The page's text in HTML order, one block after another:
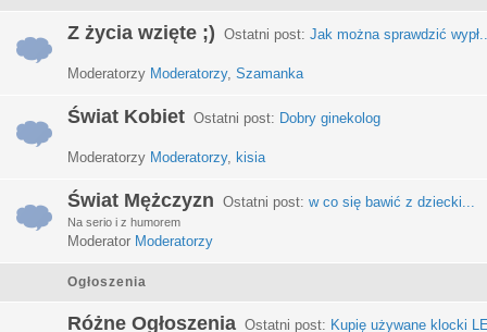
Z życia wzięte ;) Ostatni post: Jak można sprawdzić
Moderatorzy Moderatorzy, Szamanka
Świat Kobiet Ostatni post: Dobry ginekolog
Moderatorzy Moderatorzy, kisia
Świat Mężczyzn Ostatni post: w co się bawić z dziecki...
Na serio i z humorem
Moderator Moderatorzy
Ogłoszenia
Różne Ogłoszenia Ostatni post: Kupię używane klocki